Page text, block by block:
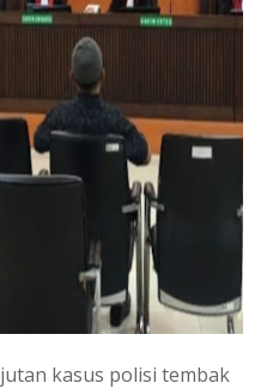
kasus polisi tembak